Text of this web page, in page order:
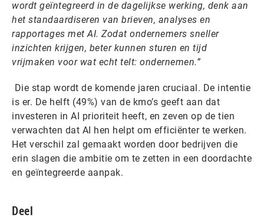
wordt geïntegreerd in de dagelijkse werking, denk aan
het standaardiseren van brieven, analyses en
rapportages met AI. Zodat ondernemers sneller
inzichten krijgen, beter kunnen sturen en tijd
vrijmaken voor wat echt telt: ondernemen.”
Die stap wordt de komende jaren cruciaal. De intentie
is er. De helft (49%) van de kmo’s geeft aan dat
investeren in AI prioriteit heeft, en zeven op de tien
verwachten dat AI hen helpt om efficiënter te werken.
Het verschil zal gemaakt worden door bedrijven die
erin slagen die ambitie om te zetten in een doordachte
en geïntegreerde aanpak.
Deel